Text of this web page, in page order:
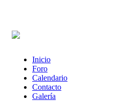
Inicio
Foro
Calendario
Contacto
Galería